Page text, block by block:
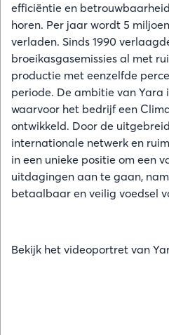
efficiëntie en
horen. Per jaar wordt 5
verladen. Sinds 1990
broeikasgasemissies al met
productie met eenzelfde
periode. De ambitie van Yara
waarvoor het bedrijf een
ontwikkeld. Door de
internationale netwerk en
in een unieke positie om een
uitdagingen aan te gaan,
betaalbaar en veilig voedsel
Bekijk het videoportret van